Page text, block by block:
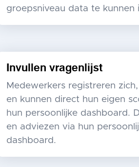
groepsniveau data te kunnen
Invullen vragenlijst
Medewerkers registreren
en kunnen direct hun eigen
hun persoonlijke dashboard.
en adviezen via hun
dashboard.